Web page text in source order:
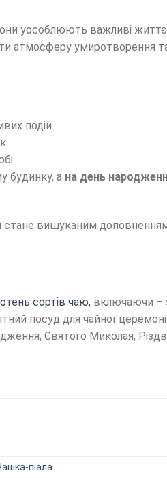
уособлюють важливі
атмосферу умиротворення
подій.
будинку, а на день
стане вишуканим
сортів чаю, включаючи –
посуд для чайної
Святого Миколая,
піала